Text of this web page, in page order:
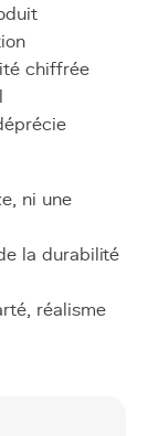
chiffrée
ni une
la durabilité
réalisme